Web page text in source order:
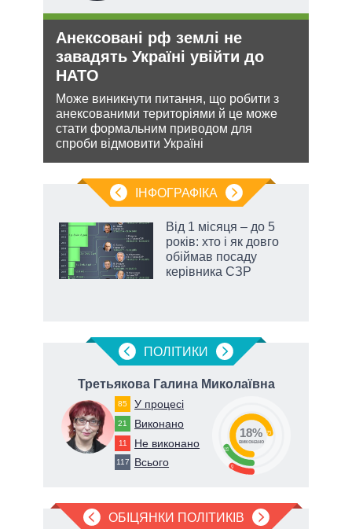
Анексовані рф землі не
завадять Україні увійти до
НАТО
Може виникнути питання, що робити з
анексованими територіями й це може
стати формальним приводом для
спроби відмовити Україні
ІНФОГРАФІКА
Від 1 місяця – до 5
років: хто і як довго
обіймав посаду
керівника СЗР
ПОЛIТИКИ
Третьякова Галина Миколаївна
85 У процесі
21 Виконано
11 Не виконано
117 Всього 9
18
73
18%
виконано
ОБІЦЯНКИ ПОЛІТИКІВ